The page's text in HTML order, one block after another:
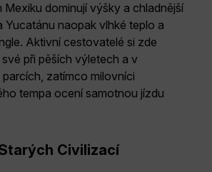
Mexiku dominují výšky a chladnější
Yucatánu naopak vlhké teplo a
Aktivní cestovatelé si zde
své při pěších výletech a v
parcích, zatímco milovníci
tempa ocení samotnou jízdu
Civilizací